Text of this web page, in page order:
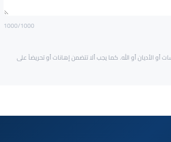
1000/1000
أو الأديان أو الله. كما يجب ألا تتضمن إهانات أو تحريضاً على